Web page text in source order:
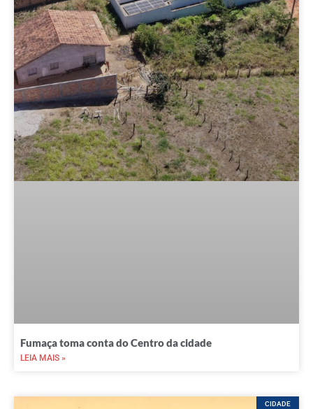
Fumaça toma conta do Centro da cidade
LEIA MAIS »
CIDADE